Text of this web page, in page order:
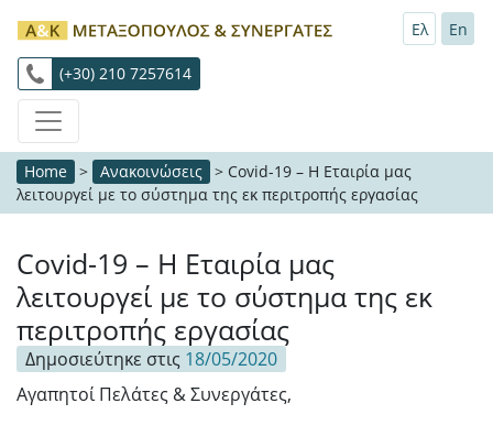
(+30) 210 7257614
Ελ En
Home > Ανακοινώσεις > Covid-19 – H Εταιρία μας
λειτουργεί με το σύστημα της εκ περιτροπής εργασίας
Covid-19 – H Εταιρία μας
λειτουργεί με το σύστημα της εκ
περιτροπής εργασίας
Δημοσιεύτηκε στις 18/05/2020
Αγαπητοί Πελάτες & Συνεργάτες,